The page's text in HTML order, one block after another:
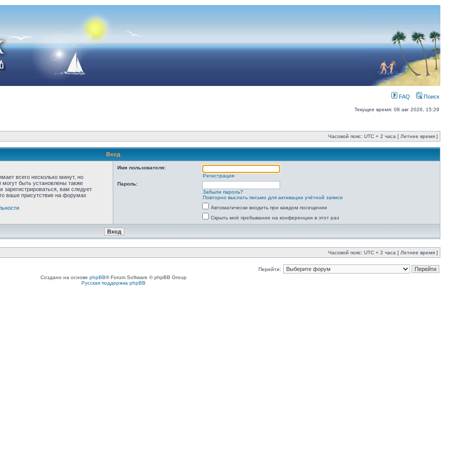
FAQ Поиск
Текущее время: 08 авг 2026, 15:29
Часовой пояс: UTC + 2 часа [ Летнее время ]
Вход
всего несколько минут, но
быть установлены также
зарегистрироваться, вам следует
ваше присутствие на форумах
Имя пользователя:
Регистрация
Пароль:
Забыли пароль?
Повторно выслать письмо для активации учётной записи
Автоматически входить при каждом посещении
Скрыть моё пребывание на конференции в этот раз
Часовой пояс: UTC + 2 часа [ Летнее время ]
Перейти:
Создано на основе phpBB® Forum Software © phpBB Group
Русская поддержка phpBB